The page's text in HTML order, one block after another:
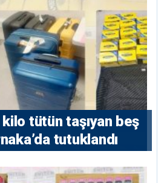
tütün taşıyan beş
tutuklandı